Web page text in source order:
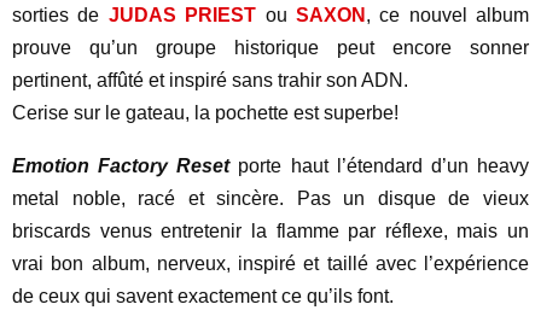
sorties de JUDAS PRIEST ou SAXON , ce nouvel album
prouve qu’un groupe historique peut encore sonner
pertinent, affûté et inspiré sans trahir son ADN.
Cerise sur le gateau, la pochette est superbe!
Emotion Factory Resetporte haut l’étendard d’un heavy
metal noble, racé et sincère. Pas un disque de vieux
briscards venus entretenir la flamme par réflexe, mais un
vrai bon album, nerveux, inspiré et taillé avec l’expérience
de ceux qui savent exactement ce qu’ils font.